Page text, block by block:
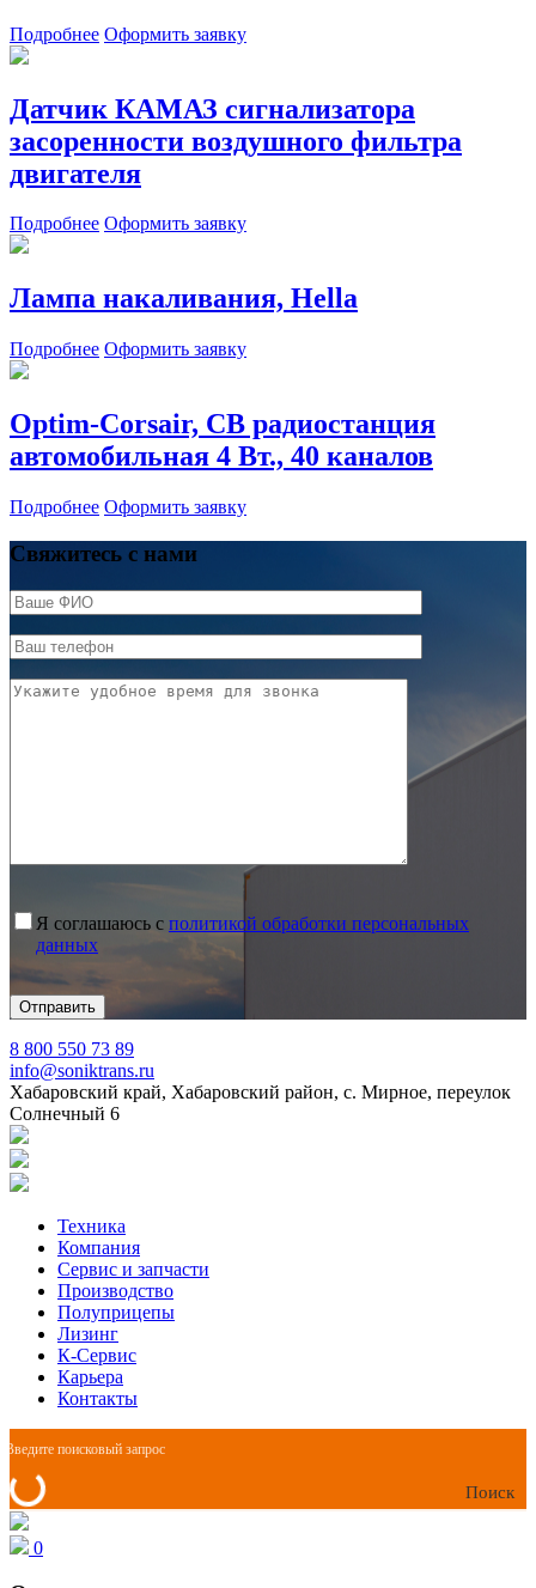
Подробнее Оформить заявку
Датчик КАМАЗ сигнализатора
засоренности воздушного фильтра
двигателя
Подробнее Оформить заявку
Лампа накаливания, Hella
Подробнее Оформить заявку
Optim-Corsair, СВ радиостанция
автомобильная 4 Вт., 40 каналов
Подробнее Оформить заявку
Свяжитесь с нами
Я соглашаюсь с политикой обработки персональных
данных
8 800 550 73 89
info@soniktrans.ru
Хабаровский край, Хабаровский район, с. Мирное, переулок
Солнечный 6
Техника
Компания
Сервис и запчасти
Производство
Полуприцепы
Лизинг
К-Сервис
Карьера
Контакты
Поиск
0